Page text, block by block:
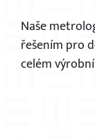
Naše
řešením pro
celém